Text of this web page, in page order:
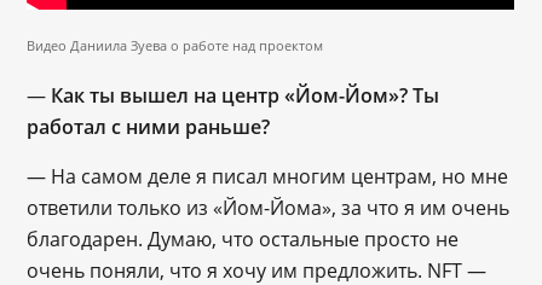
Видео Даниила Зуева о работе над проектом
— Как ты вышел на центр «Йом-Йом»? Ты
работал с ними раньше?
— На самом деле я писал многим центрам, но мне
ответили только из «Йом-Йома», за что я им очень
благодарен. Думаю, что остальные просто не
очень поняли, что я хочу им предложить. NFT —